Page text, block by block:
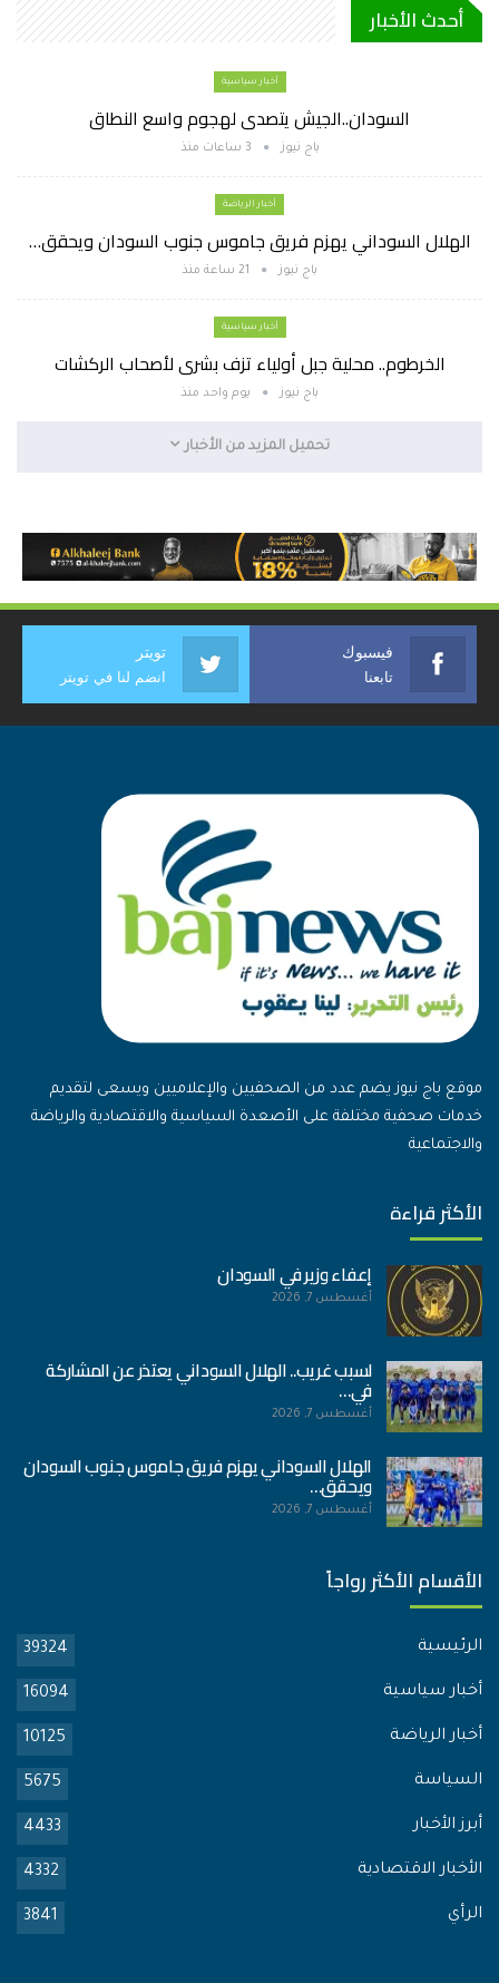
أحدث الأخبار
أخبار سياسية
السودان..الجيش يتصدى لهجوم واسع النطاق
باج نيوز 3 ساعات منذ
أخبار الرياضة
الهلال السوداني يهزم فريق جاموس جنوب السودان ويحقق…
باج نيوز 21 ساعة منذ
أخبار سياسية
الخرطوم.. محلية جبل أولياء تزف بشرى لأصحاب الركشات
باج نيوز يوم واحد منذ
تحميل المزيد من الأخبار
فيسبوك
تابعنا
تويتر
انضم لنا في تويتر
موقع باج نيوز يضم عدد من الصحفيين والإعلاميين ويسعى لتقديم
خدمات صحفية مختلفة على الأصعدة السياسية والاقتصادية والرياضة
والاجتماعية
الأكثر قراءة
إعفاء وزير في السودان
أغسطس 7, 2026
لسبب غريب.. الهلال السوداني يعتذر عن المشاركة
في…
أغسطس 7, 2026
الهلال السوداني يهزم فريق جاموس جنوب السودان
ويحقق…
أغسطس 7, 2026
الأقسام الأكثر رواجاً
الرئيسية 39324
أخبار سياسية 16094
أخبار الرياضة 10125
السياسة 5675
أبرز الأخبار 4433
الأخبار الاقتصادية 4332
الرأي 3841